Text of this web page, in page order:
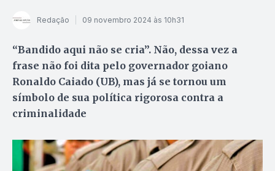
Redação 09 novembro 2024 às 10h31
“Bandido aqui não se cria”. Não, dessa vez a
frase não foi dita pelo governador goiano
Ronaldo Caiado (UB), mas já se tornou um
símbolo de sua política rigorosa contra a
criminalidade